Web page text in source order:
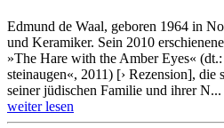
Edmund de Waal, geboren 1964 in
und Keramiker. Sein 2010
»The Hare with the Amber Eyes«
stein­augen«, 2011) [› Rezension], die
seiner jüdischen Familie und ihrer N...
weiter lesen